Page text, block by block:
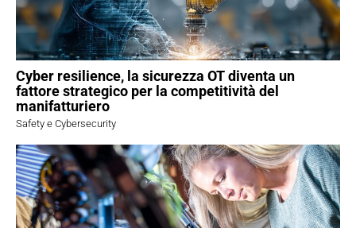
Cyber resilience, la sicurezza OT diventa un
fattore strategico per la competitività del
manifatturiero
Safety e Cybersecurity